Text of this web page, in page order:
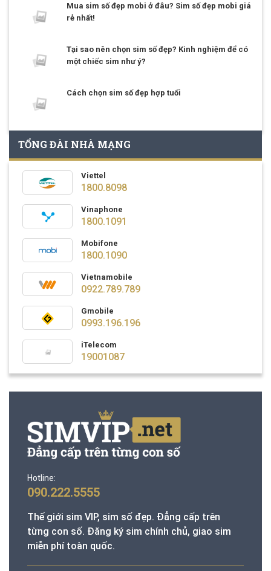
Mua sim số đẹp mobi ở đâu? Sim số đẹp mobi giá
rẻ nhất!
Tại sao nên chọn sim số đẹp? Kinh nghiệm để có
một chiếc sim như ý?
Cách chọn sim số đẹp hợp tuổi
TỔNG ĐÀI NHÀ MẠNG
Viettel
1800.8098
Vinaphone
1800.1091
Mobifone
1800.1090
Vietnamobile
0922.789.789
Gmobile
0993.196.196
iTelecom
19001087
Hotline:
090.222.5555
Thế giới sim VIP, sim số đẹp. Đẳng cấp trên
từng con số. Đăng ký sim chính chủ, giao sim
miễn phí toàn quốc.